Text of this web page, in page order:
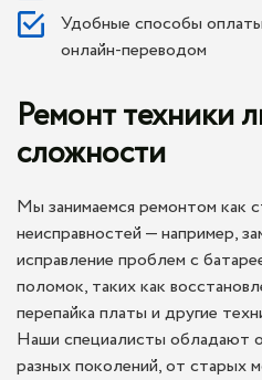
Удобные способы
онлайн-переводом
Ремонт техники
сложности
Мы занимаемся ремонтом как
неисправностей — например,
исправление проблем с
поломок, таких как
перепайка платы и другие
Наши специалисты обладают
разных поколений, от старых